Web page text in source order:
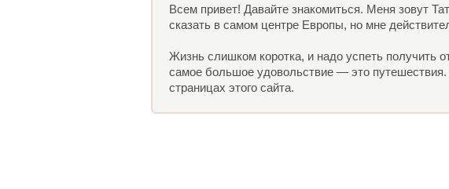
Всем привет! Давайте знакомиться. Меня зовут
сказать в самом центре Европы, но мне
Жизнь слишком коротка, и надо успеть получить
самое большое удовольствие — это
страницах этого сайта.